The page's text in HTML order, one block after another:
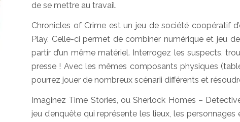
de se mettre au travail.
Chronicles of Crime est un jeu de société coopératif
Play. Celle-ci permet de combiner numérique et jeu
partir d’un même matériel. Interrogez les suspects,
presse ! Avec les mêmes composants physiques
pourrez jouer de nombreux scénarii différents et
Imaginez Time Stories, ou Sherlock Homes –
jeu d’enquête qui représente les lieux, les